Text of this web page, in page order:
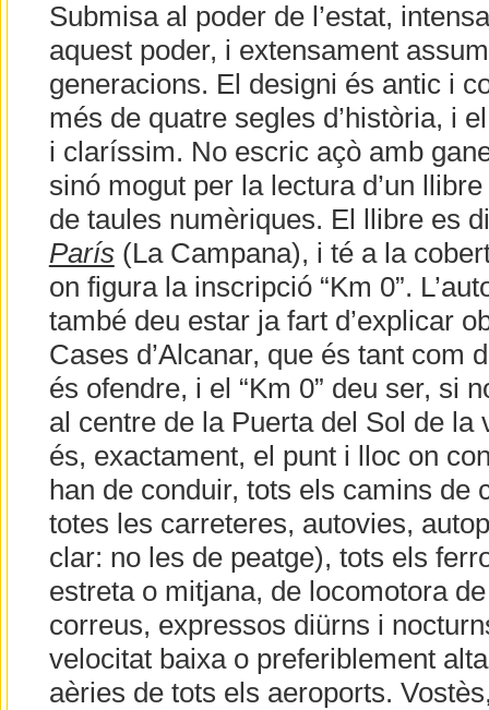
Submisa al poder de l’estat,
aquest poder, i extensament
generacions. El designi és antic i
més de quatre segles d’història, i
i claríssim. No escric açò amb
sinó mogut per la lectura d’un
de taules numèriques. El llibre es
París(La Campana), i té a la
on figura la inscripció “Km 0”.
també deu estar ja fart d’explicar
Cases d’Alcanar, que és tant com
és ofendre, i el “Km 0” deu ser, si
al centre de la Puerta del Sol de la
és, exactament, el punt i lloc on
han de conduir, tots els camins de
totes les carreteres, autovies,
clar: no les de peatge), tots els
estreta o mitjana, de locomotora
correus, expressos diürns i
velocitat baixa o preferiblement
aèries de tots els aeroports.